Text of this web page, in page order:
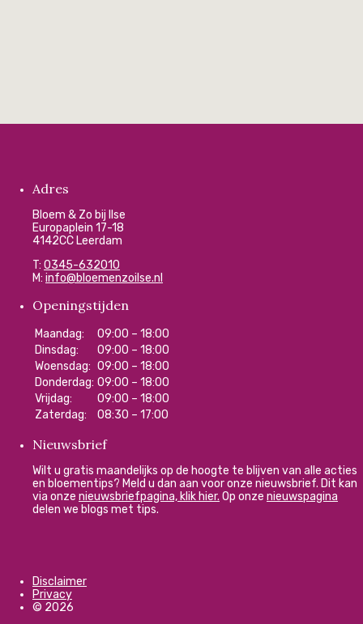
Adres
Bloem & Zo bij Ilse
Europaplein 17-18
4142CC Leerdam
T: 0345-632010
M: info@bloemenzoilse.nl
Openingstijden
Maandag:
09:00 – 18:00
Dinsdag:
09:00 – 18:00
Woensdag: 09:00 – 18:00
Donderdag: 09:00 – 18:00
Vrijdag:
09:00 – 18:00
Zaterdag:
08:30 – 17:00
Nieuwsbrief
Wilt u gratis maandelijks op de hoogte te blijven van alle acties
en bloementips? Meld u dan aan voor onze nieuwsbrief. Dit kan
via onze nieuwsbriefpagina, klik hier. Op onze nieuwspagina
delen we blogs met tips.
Disclaimer
Privacy
© 2026